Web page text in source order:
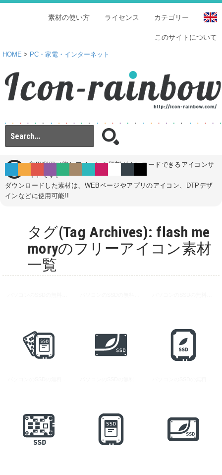
カテゴリー
ライセンス
素材の使い方
このサイトについて
HOME > PC・家電・インターネット
商用利用可能なアイコンを即刻ダウンロードできるアイコンサ
イトです。
ダウンロードした素材は、WEBページやアプリのアイコン、DTPデザ
インなどに使用可能!!
タグ(Tag Archives): flash me
moryのフリーアイコン素材
一覧